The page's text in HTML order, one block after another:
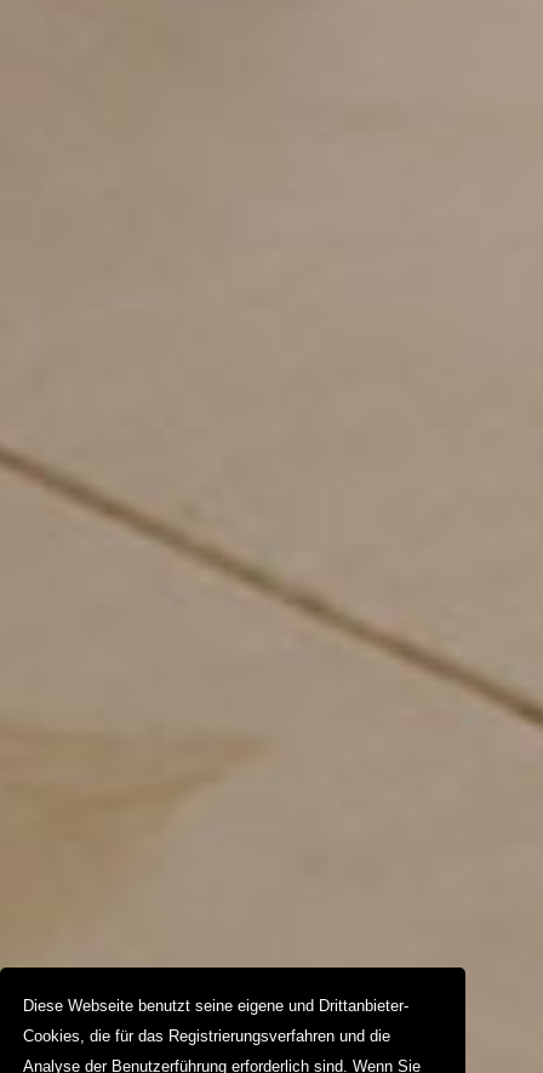
Diese Webseite benutzt seine eigene und Drittanbieter-
Cookies, die für das Registrierungsverfahren und die
Analyse der Benutzerführung erforderlich sind. Wenn Sie